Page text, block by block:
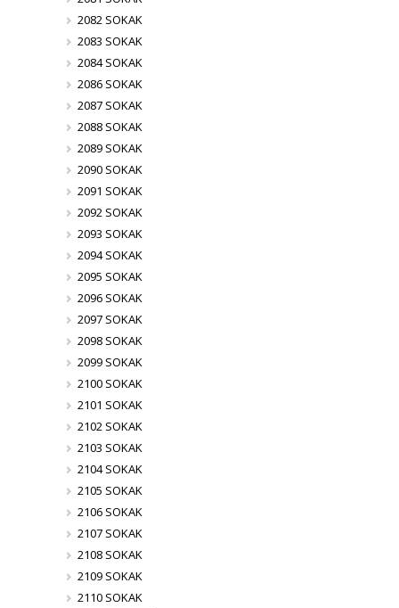
2082 SOKAK
2083 SOKAK
2084 SOKAK
2086 SOKAK
2087 SOKAK
2088 SOKAK
2089 SOKAK
2090 SOKAK
2091 SOKAK
2092 SOKAK
2093 SOKAK
2094 SOKAK
2095 SOKAK
2096 SOKAK
2097 SOKAK
2098 SOKAK
2099 SOKAK
2100 SOKAK
2101 SOKAK
2102 SOKAK
2103 SOKAK
2104 SOKAK
2105 SOKAK
2106 SOKAK
2107 SOKAK
2108 SOKAK
2109 SOKAK
2110 SOKAK